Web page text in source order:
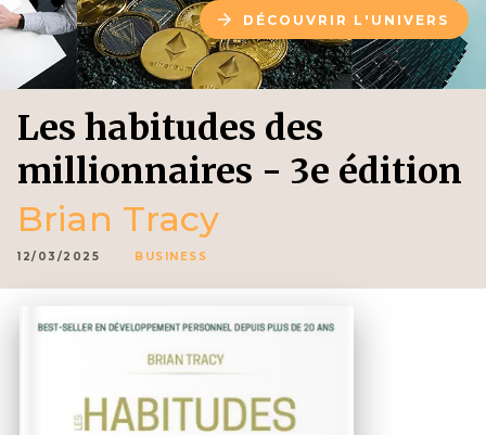
arrow_forward DÉCOUVRIR L'UNIVERS
Les habitudes des
millionnaires - 3e édition
Brian Tracy
12/03/2025 BUSINESS